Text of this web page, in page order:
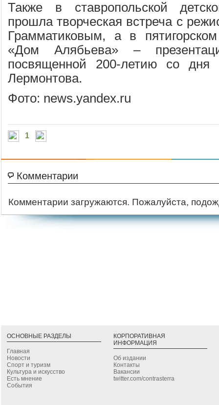
Также в ставропольской
прошла творческая встреча с
Грамматиковым, а в пятигорском
«Дом Алябьева» –
посвященной 200-летию со дня
Лермонтова.
Фото: news.yandex.ru
1
Комментарии
Комментарии загружаются. Пожалуйста,
ОСНОВНЫЕ РАЗДЕЛЫ
Главная
Новости
Спорт и туризм
Культура и искусство
Есть мнение
События
КОРПОРАТИВНАЯ
ИНФОРМАЦИЯ
Об издании
Контакты
Вакансии
twitter.com/contrasterra